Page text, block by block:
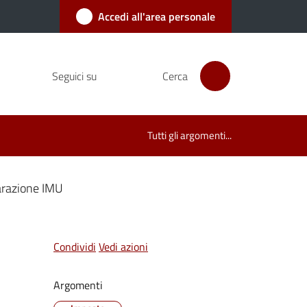
Accedi all'area personale
Seguici su Cerca
Tutti gli argomenti...
IMU
Condividi Vedi azioni
Argomenti